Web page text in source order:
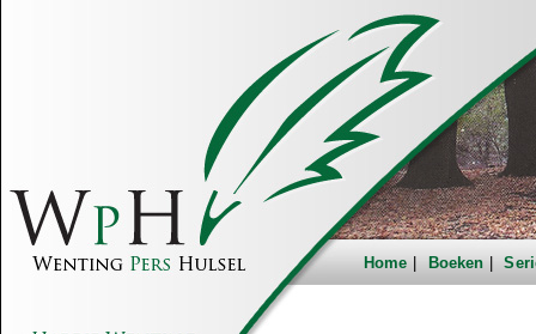
Home Boeken